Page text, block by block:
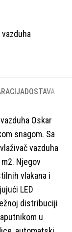
DOSTAVA
Oskar
snagom. Sa
vazduha
Njegov
vlakana i
LED
distribuciji
u